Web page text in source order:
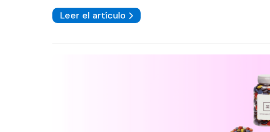
Leer el artículo